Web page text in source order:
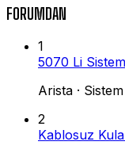
FORUMDAN
1
5070 Li Sistem
Arista ·
2
Kablosuz